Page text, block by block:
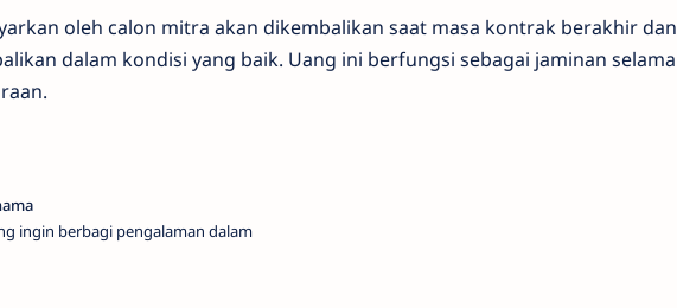
oleh calon mitra akan dikembalikan saat masa kontrak berakhir dan
dalam kondisi yang baik. Uang ini berfungsi sebagai jaminan selama
ingin berbagi pengalaman dalam